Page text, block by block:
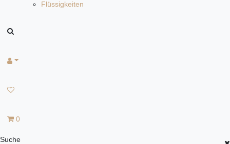
Flüssigkeiten
0
Suche